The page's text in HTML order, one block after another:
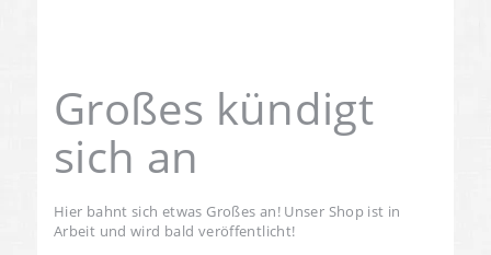
Großes kündigt
sich an
Hier bahnt sich etwas Großes an! Unser Shop ist in
Arbeit und wird bald veröffentlicht!